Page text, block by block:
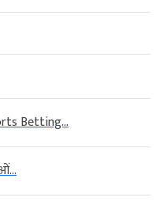
Betting...